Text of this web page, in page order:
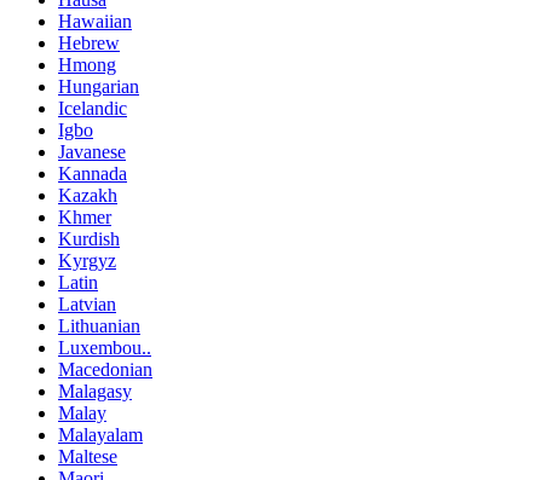
Hawaiian
Hebrew
Hmong
Hungarian
Icelandic
Igbo
Javanese
Kannada
Kazakh
Khmer
Kurdish
Kyrgyz
Latin
Latvian
Lithuanian
Luxembou..
Macedonian
Malagasy
Malay
Malayalam
Maltese